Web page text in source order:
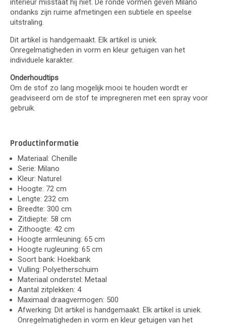
ondanks zijn ruime afmetingen een subtiele en speelse
uitstraling.
Dit artikel is handgemaakt. Elk artikel is uniek.
Onregelmatigheden in vorm en kleur getuigen van het
individuele karakter.
Onderhoudtips
Om de stof zo lang mogelijk mooi te houden wordt er
geadviseerd om de stof te impregneren met een spray voor
gebruik.
Productinformatie
Materiaal: Chenille
Serie: Milano
Kleur: Naturel
Hoogte: 72 cm
Lengte: 232 cm
Breedte: 300 cm
Zitdiepte: 58 cm
Zithoogte: 42 cm
Hoogte armleuning: 65 cm
Hoogte rugleuning: 65 cm
Soort bank: Hoekbank
Vulling: Polyetherschuim
Materiaal onderstel: Metaal
Aantal zitplekken: 4
Maximaal draagvermogen: 500
Afwerking: Dit artikel is handgemaakt. Elk artikel is uniek.
Onregelmatigheden in vorm en kleur getuigen van het